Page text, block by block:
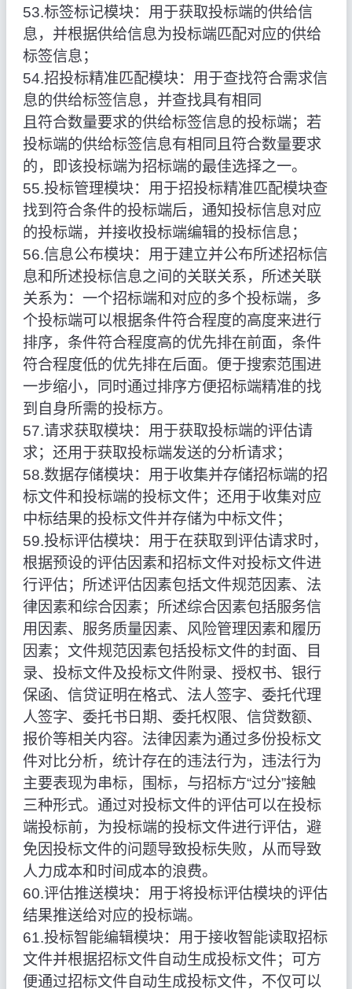
53.标签标记模块：用于获取投标端的供给信
息，并根据供给信息为投标端匹配对应的供给
标签信息；
54.招投标精准匹配模块：用于查找符合需求信
息的供给标签信息，并查找具有相同
且符合数量要求的供给标签信息的投标端；若
投标端的供给标签信息有相同且符合数量要求
的，即该投标端为招标端的最佳选择之一。
55.投标管理模块：用于招投标精准匹配模块查
找到符合条件的投标端后，通知投标信息对应
的投标端，并接收投标端编辑的投标信息；
56.信息公布模块：用于建立并公布所述招标信
息和所述投标信息之间的关联关系，所述关联
关系为：一个招标端和对应的多个投标端，多
个投标端可以根据条件符合程度的高度来进行
排序，条件符合程度高的优先排在前面，条件
符合程度低的优先排在后面。便于搜索范围进
一步缩小，同时通过排序方便招标端精准的找
到自身所需的投标方。
57.请求获取模块：用于获取投标端的评估请
求；还用于获取投标端发送的分析请求；
58.数据存储模块：用于收集并存储招标端的招
标文件和投标端的投标文件；还用于收集对应
中标结果的投标文件并存储为中标文件；
59.投标评估模块：用于在获取到评估请求时，
根据预设的评估因素和招标文件对投标文件进
行评估；所述评估因素包括文件规范因素、法
律因素和综合因素；所述综合因素包括服务信
用因素、服务质量因素、风险管理因素和履历
因素；文件规范因素包括投标文件的封面、目
录、投标文件及投标文件附录、授权书、银行
保函、信贷证明在格式、法人签字、委托代理
人签字、委托书日期、委托权限、信贷数额、
报价等相关内容。法律因素为通过多份投标文
件对比分析，统计存在的违法行为，违法行为
主要表现为串标，围标，与招标方“过分”接触
三种形式。通过对投标文件的评估可以在投标
端投标前，为投标端的投标文件进行评估，避
免因投标文件的问题导致投标失败，从而导致
人力成本和时间成本的浪费。
60.评估推送模块：用于将投标评估模块的评估
结果推送给对应的投标端。
61.投标智能编辑模块：用于接收智能读取招标
文件并根据招标文件自动生成投标文件；可方
便通过招标文件自动生成投标文件，不仅可以